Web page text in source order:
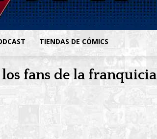
TIENDAS DE CÓMICS
los fans de la franquicia